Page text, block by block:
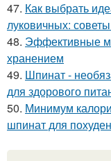
47. Как выбрать
луковичных:
48. Эффективные
хранением
49. Шпинат -
для здорового
50. Минимум
шпинат для